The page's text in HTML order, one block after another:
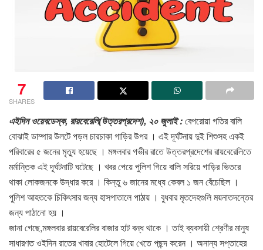
7
SHARES
এইদিন ওয়েবডেস্ক, রায়বেরেলি(উত্তরপ্রদেশ), ২০ জুলাই :বেপরোয়া গতির বালি
বোঝাই ডাম্পার উলটে পড়ল চারচাকা গাড়ির উপর । এই দূর্ঘটনায় দুই শিশুসহ একই
পরিবারের ৫ জনের মৃত্যু হয়েছে । মঙ্গলবার গভীর রাতে উত্তরপ্রদেশের রায়বেরেলিতে
মর্মান্তিক এই দূর্ঘটনাটি ঘটেছে । খবর পেয়ে পুলিশ গিয়ে বালি সরিয়ে গাড়ির ভিতরে
থাকা লোকজনকে উদ্ধার করে । কিন্তু ৬ জানের মধ্যে কেবল ১ জন বেঁচেছিল ।
পুলিশ আহতকে চিকিৎসার জন্য হাসপাতালে পাঠায় । বুধবার মৃতদেহগুলি ময়নাতদন্তের
জন্য পাঠানো হয় ।
জানা গেছে,মঙ্গলবার রায়বেরেলির বাজার হাট বন্ধ থাকে । তাই ব্যবসায়ী শ্রেণীর মানুষ
সাধারণত ওইদিন রাতের খাবার হোটেলে গিয়ে খেতে পছন্দ করেন । অনান্য সপ্তাহের